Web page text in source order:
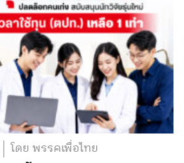
โดย พรรคเพื่อไทย